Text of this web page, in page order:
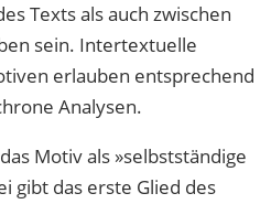
Texts als auch zwischen
sein. Intertextuelle
erlauben entsprechend
Analysen.
Motiv als »selbstständige
gibt das erste Glied des